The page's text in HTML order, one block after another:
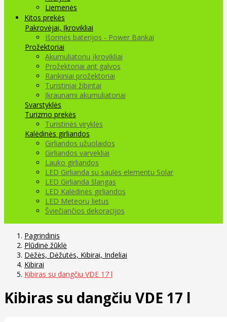
Liemenės
Kitos prekės
Pakrovėjai, Įkrovikliai
Išorinės baterijos - Power Bankai
Prožektoriai
Akumuliatorių įkrovikliai
Prožektoriai ant galvos
Rankiniai prožektoriai
Turistiniai žibintai
Įkraunami akumuliatoriai
Svarstyklės
Turizmo prekės
Turistinės viryklės
Kalėdinės girliandos
Girliandos užuolaidos
Girliandos varvekliai
Lauko girliandos
LED Girlianda su saulės elementu Solar
LED Girlianda šlangas
LED Kalėdinės girliandos
LED Meteorų lietus
Šviečiančios dekoracijos
Pagrindinis
Plūdinė žūklė
Dėžės, Dėžutės, Kibirai, Indeliai
Kibirai
Kibiras su dangčiu VDE 17 l
Kibiras su dangčiu VDE 17 l